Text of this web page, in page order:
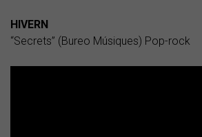
HIVERN
“Secrets” (Bureo Músiques) Pop-rock